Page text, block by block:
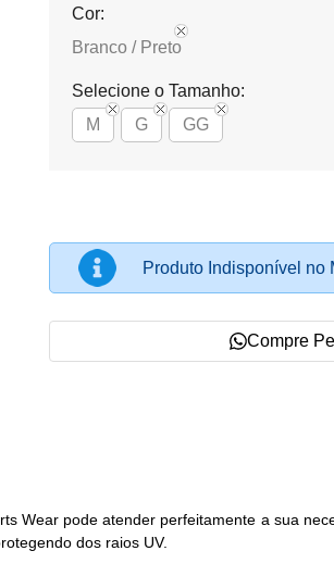
Cor:
Branco / Preto
Selecione o Tamanho:
M
G GG
Produto Indisponível no
Compre
Wear pode atender perfeitamente a sua
dos raios UV.